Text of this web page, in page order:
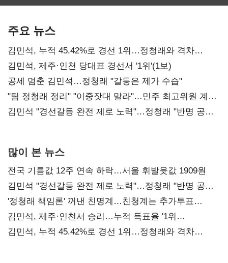
주요 뉴스
김민석, 누적 45.42%로 경선 1위…정청래와 격차
0.86%p(2보)
김민석, 제주·인천 당대표 경선서 '1위'(1보)
공세 멈춘 김민석…정청래 "갈등은 제가 수습"
"팀 정청래 정리" "이중잣대 말라"…민주 최고위원 계파
다툼 격화
김민석 "경선갈등 완전 제로 노력"…정청래 "반명 공세
많이 본 뉴스
전국 기름값 12주 연속 하락…서울 휘발윳값 1909원
김민석 "경선갈등 완전 제로 노력"…정청래 "반명 공세
사과부터"
'정청래 책임론' 꺼낸 친명계…친청계는 추가투표
때리기
김민석, 제주·인천서 승리…누적 득표율 '1위
탈환'(종합)
김민석, 누적 45.42%로 경선 1위…정청래와 격차